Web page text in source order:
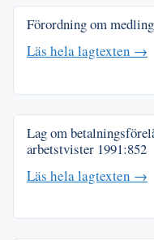
Förordning om
Läs hela lagtexten →
Lag om
arbetstvister 1991:852
Läs hela lagtexten →